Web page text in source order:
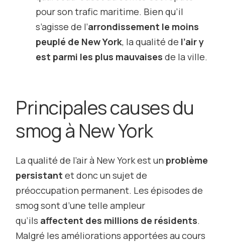
pour son trafic maritime. Bien qu’il
s’agisse de l’arrondissement le moins
peuplé de New York, la qualité de l’air y
est parmi les plus mauvaises de la ville.
Principales causes du
smog à New York
La qualité de l’air à New York est un problème
persistant et donc un sujet de
préoccupation permanent. Les épisodes de
smog sont d’une telle ampleur
qu’ils affectent des millions de résidents.
Malgré les améliorations apportées au cours